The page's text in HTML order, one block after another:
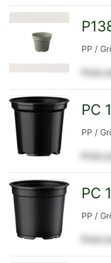
Detailseite
PP /
Preis
Detailseite
PC
PP /
Preis
PC
PP /
Preis